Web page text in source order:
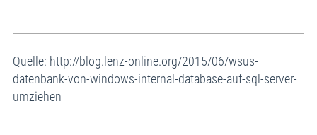
Quelle: http://blog.lenz-online.org/2015/06/wsus-
datenbank-von-windows-internal-database-auf-sql-server-
umziehen